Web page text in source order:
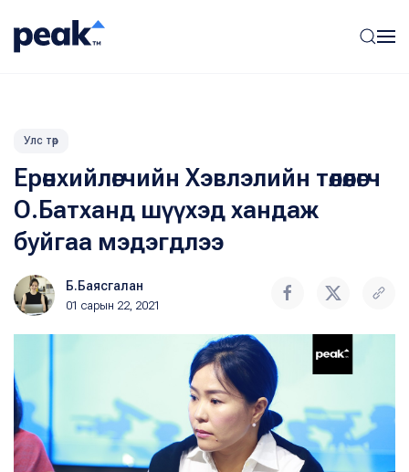
Улс төр
Ерөнхийлөгчийн Хэвлэлийн төлөөлөгч
О.Батханд шүүхэд хандаж
буйгаа мэдэгдлээ
Б.Баясгалан
01 сарын 22, 2021